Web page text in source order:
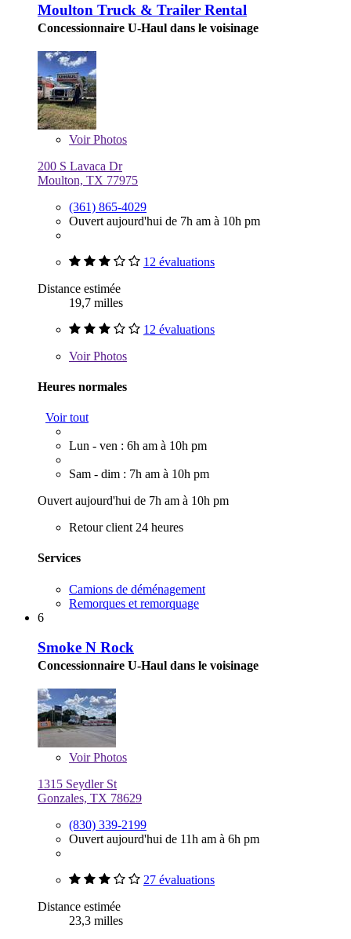
Moulton Truck & Trailer Rental
Concessionnaire U-Haul dans le voisinage
VoirPhotos
200 S Lavaca Dr
Moulton, TX 77975
(361) 865-4029
Ouvert aujourd'hui de 7h am à 10h pm
12 évaluations
Distance estimée
19,7 milles
12 évaluations
VoirPhotos
Heures normales
Voir tout
Lun - ven : 6h am à 10h pm
Sam - dim : 7h am à 10h pm
Ouvert aujourd'hui de 7h am à 10h pm
Retour client 24 heures
Services
Camions de déménagement
Remorques et remorquage
6
Smoke N Rock
Concessionnaire U-Haul dans le voisinage
VoirPhotos
1315 Seydler St
Gonzales, TX 78629
(830) 339-2199
Ouvert aujourd'hui de 11h am à 6h pm
27 évaluations
Distance estimée
23,3 milles